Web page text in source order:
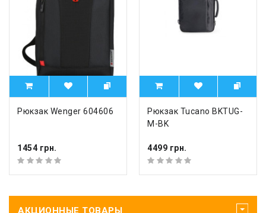
Рюкзак Wenger 604606
1454 грн.
Рюкзак Tucano BKTUG-
M-BK
4499 грн.
АКЦИОННЫЕ ТОВАРЫ